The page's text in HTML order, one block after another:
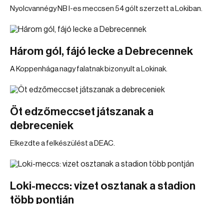
Nyolcvannégy NB I-es meccsen 54 gólt szerzett a Lokiban.
Három gól, fájó lecke a Debrecennek
A Koppenhága nagy falatnak bizonyult a Lokinak.
Öt edzőmeccset játszanak a
debreceniek
Elkezdte a felkészülést a DEAC.
Loki-meccs: vizet osztanak a stadion
több pontján